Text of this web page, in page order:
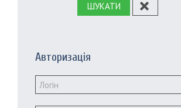
ШУКАТИ
Авторизація